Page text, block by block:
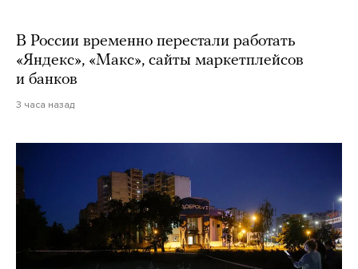
В России временно перестали работать
«Яндекс», «Макс», сайты маркетплейсов
и банков
3 часа назад